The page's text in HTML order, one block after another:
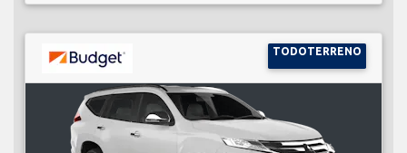
TODOTERRENO